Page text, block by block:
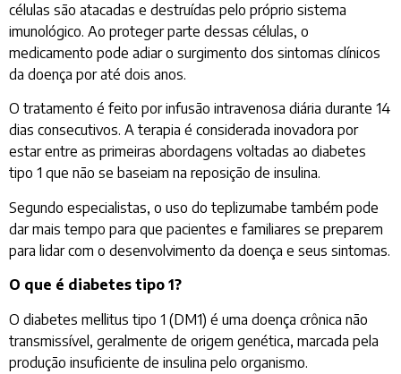
células são atacadas e destruídas pelo próprio sistema
imunológico. Ao proteger parte dessas células, o
medicamento pode adiar o surgimento dos sintomas clínicos
da doença por até dois anos.
O tratamento é feito por infusão intravenosa diária durante 14
dias consecutivos. A terapia é considerada inovadora por
estar entre as primeiras abordagens voltadas ao diabetes
tipo 1 que não se baseiam na reposição de insulina.
Segundo especialistas, o uso do teplizumabe também pode
dar mais tempo para que pacientes e familiares se preparem
para lidar com o desenvolvimento da doença e seus sintomas.
O que é diabetes tipo 1?
O diabetes mellitus tipo 1 (DM1) é uma doença crônica não
transmissível, geralmente de origem genética, marcada pela
produção insuficiente de insulina pelo organismo.